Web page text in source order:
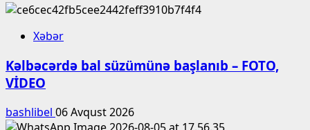
Xəbər
Kəlbəcərdə bal süzümünə başlanıb – FOTO,
VİDEO
bashlibel 06 Avqust 2026